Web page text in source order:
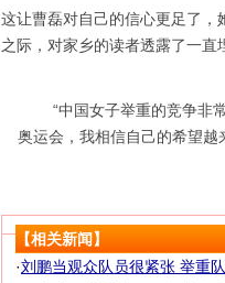
这让曹磊对自己的信心更足了，
之际，对家乡的读者透露了一直
“中国女子举重的竞争非常
奥运会，我相信自己的希望越
【相关新闻】
·刘鹏当观众队员很紧张 举重